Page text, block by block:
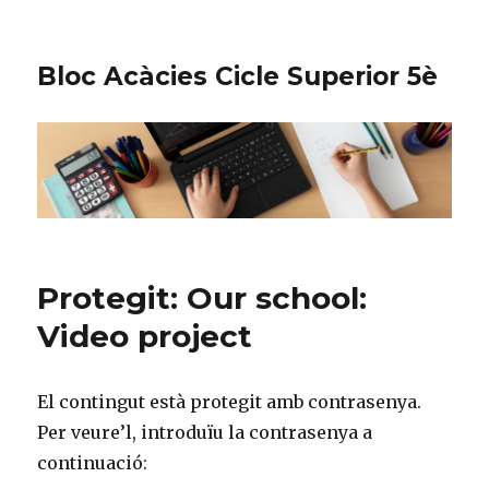
Bloc Acàcies Cicle Superior 5è
Protegit: Our school:
Video project
El contingut està protegit amb contrasenya.
Per veure’l, introduïu la contrasenya a
continuació: